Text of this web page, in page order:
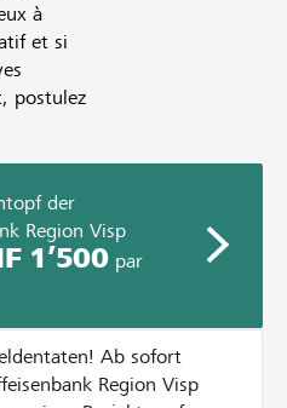
à
et si
postulez
der
Region Visp
1’500par
Ab sofort
Region Visp